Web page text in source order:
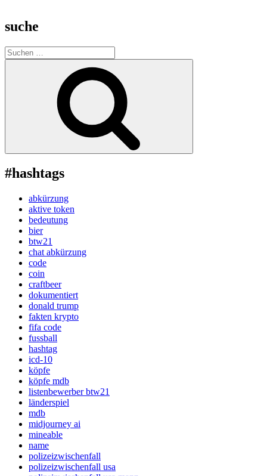
suche
Suche
nach:
#hashtags
abkürzung
aktive token
bedeutung
bier
btw21
chat abkürzung
code
coin
craftbeer
dokumentiert
donald trump
fakten krypto
fifa code
fussball
hashtag
icd-10
köpfe
köpfe mdb
listenbewerber btw21
länderspiel
mdb
midjourney ai
mineable
name
polizeizwischenfall
polizeizwischenfall usa